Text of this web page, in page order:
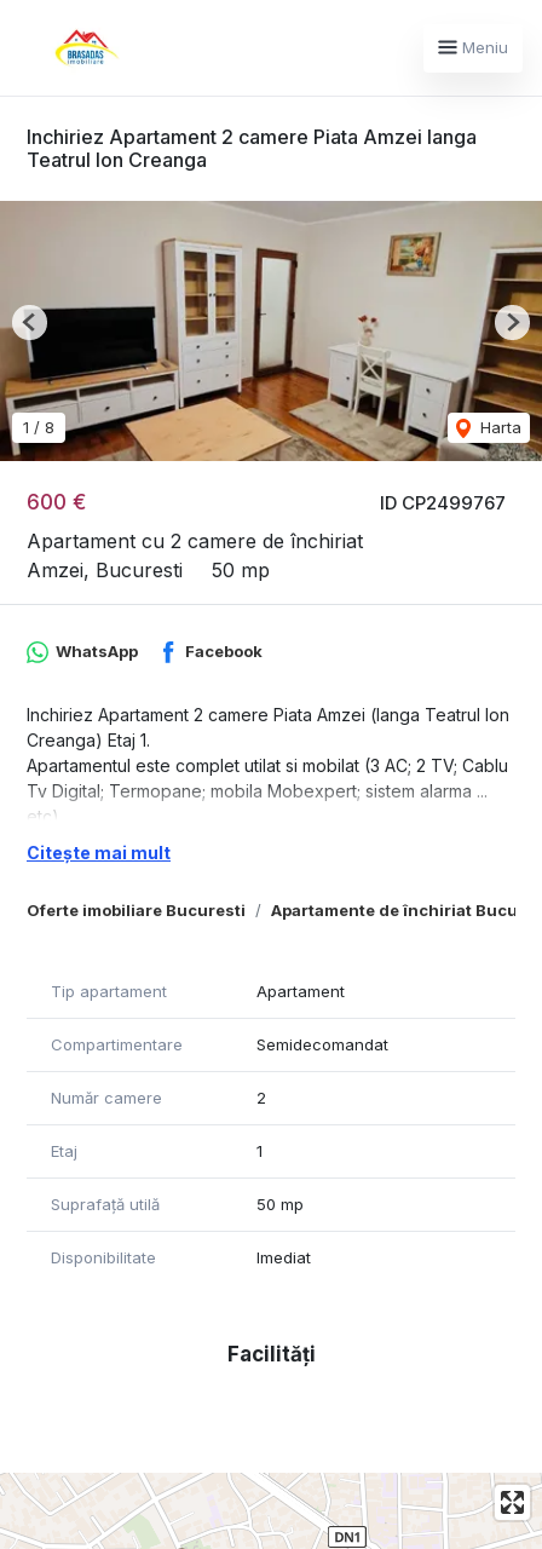
Meniu
Inchiriez Apartament 2 camere Piata Amzei langa
Teatrul Ion Creanga
ID CP2499767
600 €
Apartament cu 2 camere de închiriat
Amzei, Bucuresti
50 mp
1 / 8 Harta
Previous
Oferte imobiliare Bucuresti Apartamente de închiriat
WhatsApp Facebook
Inchiriez Apartament 2 camere Piata Amzei (langa Teatrul Ion
Creanga) Etaj 1.
Apartamentul este complet utilat si mobilat (3 AC; 2 TV; Cablu
Tv Digital; Termopane; mobila Mobexpert; sistem alarma ...
etc)
Bloc este renovat.
Nu are risc seismic.
Fara animale de companie.
Contract la ANAF.
Citește mai mult
Tip apartament Apartament
Compartimentare Semidecomandat
Număr camere 2
Etaj 1
Suprafață utilă 50 mp
Disponibilitate Imediat
Facilități